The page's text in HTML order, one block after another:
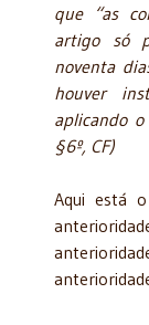
que “as
artigo só
noventa
houver
aplicando
§6º, CF)
Aqui está